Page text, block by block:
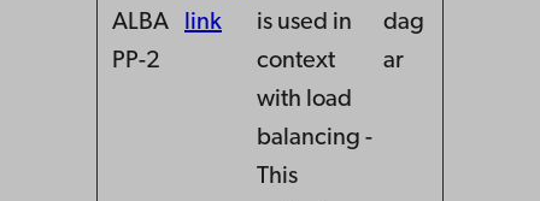
ALBA
PP-2
link
is used in
context
with load
balancing -
This
dag
ar